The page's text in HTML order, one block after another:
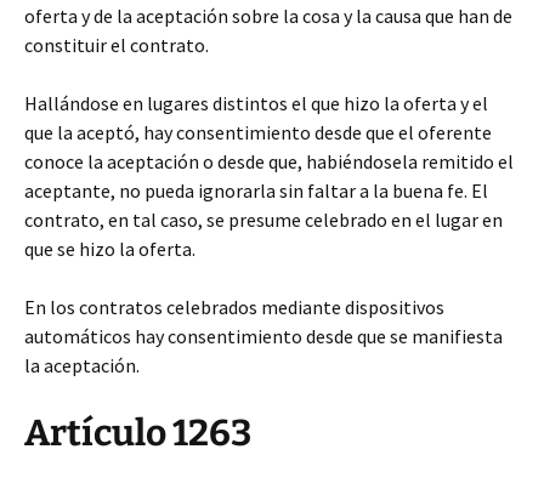
oferta y de la aceptación sobre la cosa y la causa que han de
constituir el contrato.
Hallándose en lugares distintos el que hizo la oferta y el
que la aceptó, hay consentimiento desde que el oferente
conoce la aceptación o desde que, habiéndosela remitido el
aceptante, no pueda ignorarla sin faltar a la buena fe. El
contrato, en tal caso, se presume celebrado en el lugar en
que se hizo la oferta.
En los contratos celebrados mediante dispositivos
automáticos hay consentimiento desde que se manifiesta
la aceptación.
Artículo 1263